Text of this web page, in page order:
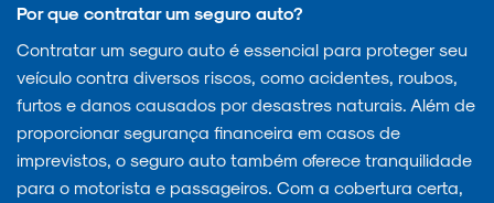
Por que contratar um seguro auto?
Contratar um seguro auto é essencial para proteger seu
veículo contra diversos riscos, como acidentes, roubos,
furtos e danos causados por desastres naturais. Além de
proporcionar segurança financeira em casos de
imprevistos, o seguro auto também oferece tranquilidade
para o motorista e passageiros. Com a cobertura certa,